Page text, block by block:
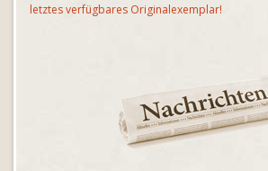
letztes verfügbares Originalexemplar!